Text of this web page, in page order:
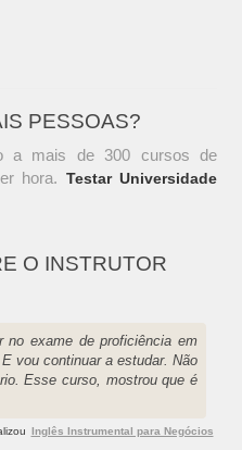
PESSOAS?
a mais de 300 cursos de
hora. Testar Universidade
O INSTRUTOR
no exame de proficiência em
vou continuar a estudar. Não
Esse curso, mostrou que é
Inglês Instrumental para Negócios